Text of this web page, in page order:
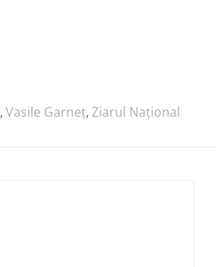
,Vasile Garneț,Ziarul Național